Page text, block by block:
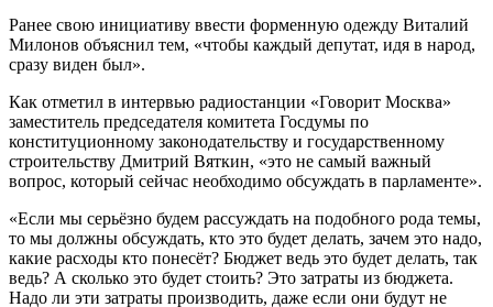
Ранее свою инициативу ввести форменную одежду Виталий
Милонов объяснил тем, «чтобы каждый депутат, идя в народ,
сразу виден был».
Как отметил в интервью радиостанции «Говорит Москва»
заместитель председателя комитета Госдумы по
конституционному законодательству и государственному
строительству Дмитрий Вяткин, «это не самый важный
вопрос, который сейчас необходимо обсуждать в парламенте».
«Если мы серьёзно будем рассуждать на подобного рода темы,
то мы должны обсуждать, кто это будет делать, зачем это надо,
какие расходы кто понесёт? Бюджет ведь это будет делать, так
ведь? А сколько это будет стоить? Это затраты из бюджета.
Надо ли эти затраты производить, даже если они будут не